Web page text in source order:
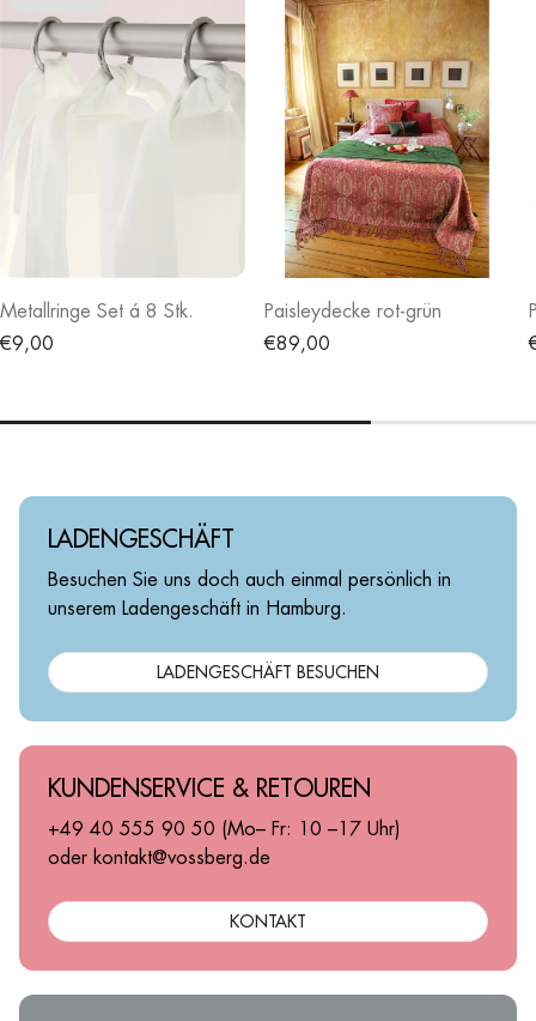
Metallringe Set á 8 Stk.
Normaler
€9,00
Paisleydecke rot-grün
Normaler
€89,00
LADENGESCHÄFT
Besuchen Sie uns doch auch einmal persönlich in
unserem Ladengeschäft in Hamburg.
LADENGESCHÄFT BESUCHEN
KUNDENSERVICE & RETOUREN
+49 40 555 90 50 (Mo– Fr: 10 –17 Uhr)
oder kontakt@vossberg.de
KONTAKT